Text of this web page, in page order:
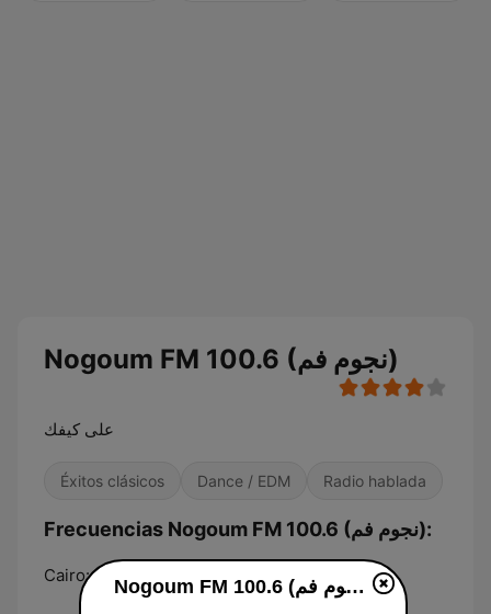
Nogoum FM 100.6 (نجوم فم)
على كيفك
Éxitos clásicos Dance / EDM Radio hablada
Frecuencias Nogoum FM 100.6 (نجوم فم):
Cairo: 100.6 FM Nogoum FM 100.6 (نجوم فم) en vivo